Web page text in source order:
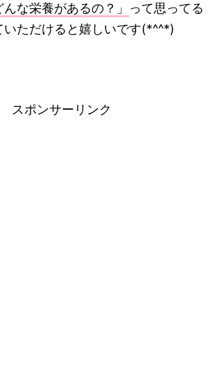
んな栄養があるの？」 って思ってる
いただけると嬉しいです(*^^*)
スポンサーリンク